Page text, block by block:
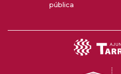
pública